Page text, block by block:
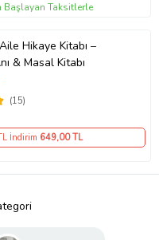
Başlayan Taksitlerle
Hikaye Kitabı –
& Masal Kitabı
(15)
İndirim 649,00 TL